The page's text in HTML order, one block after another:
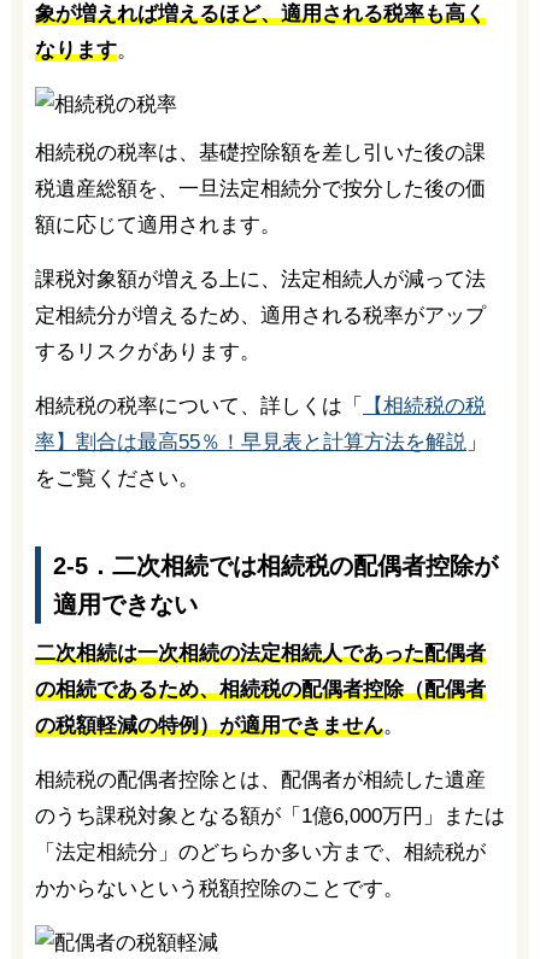
象が増えれば増えるほど、適用される税率も高く
なります。
相続税の税率は、基礎控除額を差し引いた後の課
税遺産総額を、一旦法定相続分で按分した後の価
額に応じて適用されます。
課税対象額が増える上に、法定相続人が減って法
定相続分が増えるため、適用される税率がアップ
するリスクがあります。
相続税の税率について、詳しくは「
【相続税の税
率】割合は最高55％！早見表と計算方法を解説 」
をご覧ください。
2-5．二次相続では相続税の配偶者控除が
適用できない
二次相続は一次相続の法定相続人であった配偶者
の相続であるため、相続税の配偶者控除（配偶者
の税額軽減の特例）が適用できません。
相続税の配偶者控除とは、配偶者が相続した遺産
のうち課税対象となる額が「1億6,000万円」または
「法定相続分」のどちらか多い方まで、相続税が
かからないという税額控除のことです。